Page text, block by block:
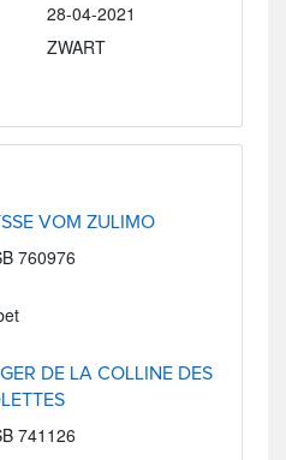
28-04-2021
ZWART
VOM ZULIMO
760976
DE LA COLLINE DES
741126